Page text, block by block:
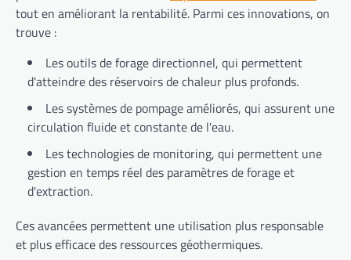
tout en améliorant la rentabilité. Parmi ces innovations, on
trouve :
Les outils de forage directionnel, qui permettent
d'atteindre des réservoirs de chaleur plus profonds.
Les systèmes de pompage améliorés, qui assurent une
circulation fluide et constante de l'eau.
Les technologies de monitoring, qui permettent une
gestion en temps réel des paramètres de forage et
d'extraction.
Ces avancées permettent une utilisation plus responsable
et plus efficace des ressources géothermiques.